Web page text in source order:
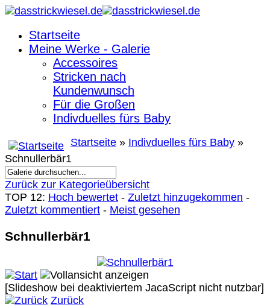
Startseite
Meine Werke - Galerie
Accessoires
Stricken nach
Kundenwunsch
Für die Großen
Indivduelles fürs Baby
Startseite » Indivduelles fürs Baby »
Schnullerbär1
Zurück zur Kategorieübersicht
TOP 12: Hoch bewertet - Zuletzt hinzugekommen -
Zuletzt kommentiert - Meist gesehen
Schnullerbär1
[Slideshow bei deaktiviertem JacaScript nicht nutzbar]
Zurück